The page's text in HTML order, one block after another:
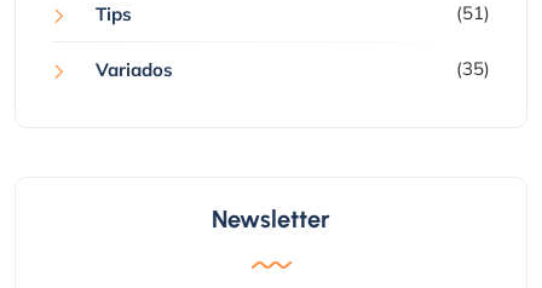
Tips (51)
Variados (35)
Newsletter